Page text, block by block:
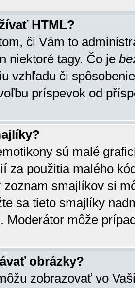
HTML?
či Vám to
niektoré tagy. Čo je
vzhľadu či
príspevok od
sú malé
za použitia malého
zoznam smajlíkov si
sa tieto smajlíky
Moderátor môže
obrázky?
zobrazovať vo